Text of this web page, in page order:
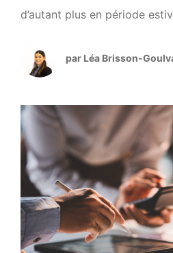
d’autant plus en période
touristique font doubler la
forte pression sur le fleuve
phréatiques. Pour y faire
L’eau, […]
par Léa Brisson-